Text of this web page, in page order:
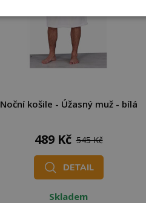
Noční košile - Úžasný muž - bílá
489 Kč 545 Kč
DETAIL
Skladem